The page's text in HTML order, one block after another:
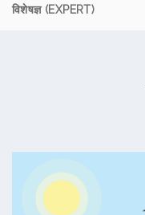
विशेषज्ञ (EXPERT)